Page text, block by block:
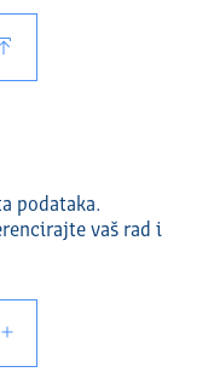
podataka.
vaš rad i